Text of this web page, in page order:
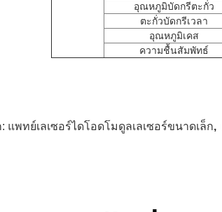
อุณหภูมิบัดกรีตะกั่ว
ตะกั่วบัดกรีเวลา
อุณหภูมิเคส
ความชื้นสัมพัทธ์
แพทย์เลเซอร์ไดโอดโมดูลเลเซอร์ขนาดเล็ก,